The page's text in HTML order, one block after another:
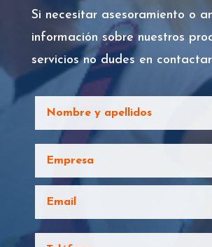
Si necesitar asesoramiento o
información sobre nuestros
servicios no dudes en